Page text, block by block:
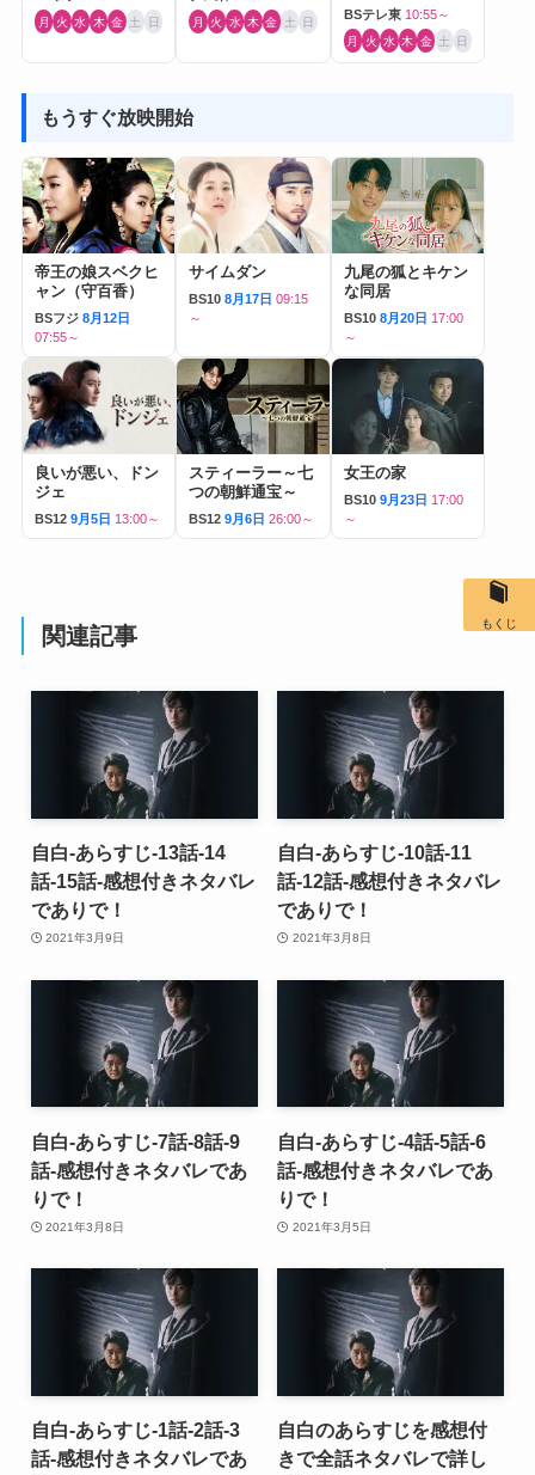
月 火 水 木 金 土 日 月 火 水 木 金 土 日 BSテレ東 10:55～
月 火 水 木 金 土 日
もうすぐ放映開始
帝王の娘スベクヒ
ャン（守百香）
BSフジ 8月12日
07:55～
サイムダン
BS10 8月17日 09:15
～
九尾の狐とキケン
な同居
BS10 8月20日 17:00
～
良いが悪い、ドン
ジェ
BS12 9月5日 13:00～
スティーラー～七
つの朝鮮通宝～
BS12 9月6日 26:00～
女王の家
BS10 9月23日 17:00
～
関連記事
自白-あらすじ-13話-14
話-15話-感想付きネタバレ
でありで！
2021年3月9日
自白-あらすじ-10話-11
話-12話-感想付きネタバレ
でありで！
2021年3月8日
自白-あらすじ-7話-8話-9
話-感想付きネタバレであ
りで！
2021年3月8日
自白-あらすじ-4話-5話-6
話-感想付きネタバレであ
りで！
2021年3月5日
自白-あらすじ-1話-2話-3
話-感想付きネタバレであ
自白のあらすじを感想付
きで全話ネタバレで詳し
もくじ